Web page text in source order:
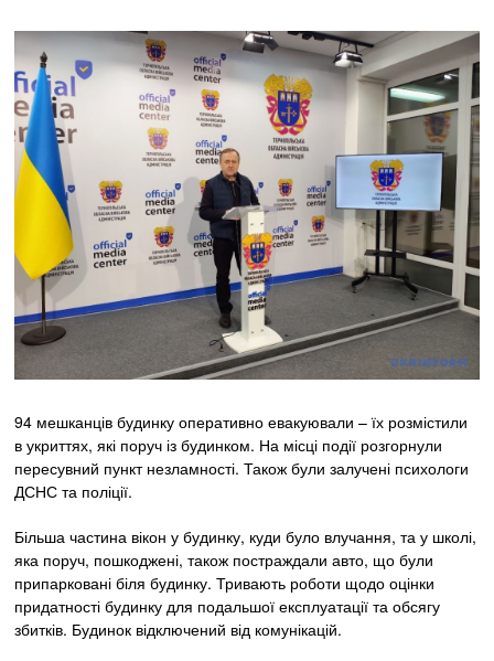
94 мешканців будинку оперативно евакуювали – їх розмістили
в укриттях, які поруч із будинком. На місці події розгорнули
пересувний пункт незламності. Також були залучені психологи
ДСНС та поліції.
Більша частина вікон у будинку, куди було влучання, та у школі,
яка поруч, пошкоджені, також постраждали авто, що були
припарковані біля будинку. Тривають роботи щодо оцінки
придатності будинку для подальшої експлуатації та обсягу
збитків. Будинок відключений від комунікацій.